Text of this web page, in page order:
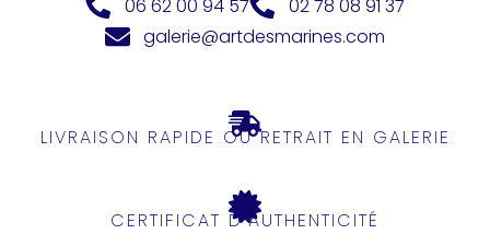
06 62 00 94 57
02 78 08 91 37
galerie@artdesmarines.com
LIVRAISON RAPIDE OU RETRAIT EN GALERIE
CERTIFICAT D'AUTHENTICITÉ